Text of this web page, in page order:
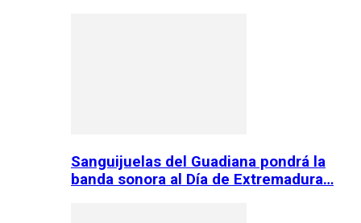
Sanguijuelas del Guadiana pondrá la
banda sonora al Día de Extremadura…